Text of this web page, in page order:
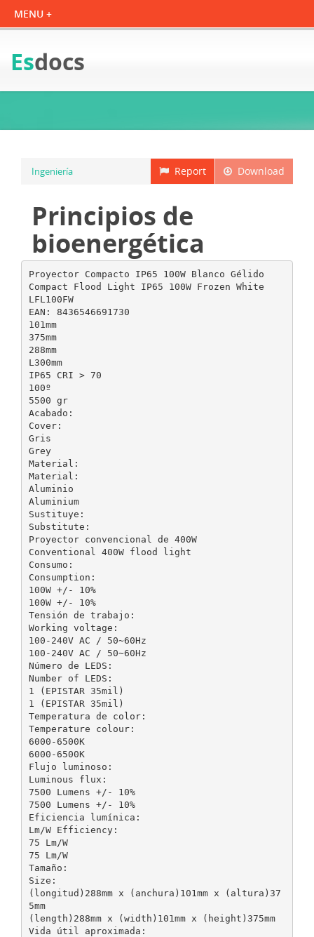
Esdocs
Download
Report
Ingeniería
Principios de
bioenergética
Proyector Compacto IP65 100W Blanco Gélido
Compact Flood Light IP65 100W Frozen White
LFL100FW
EAN: 8436546691730
101mm
375mm
288mm
L300mm
IP65 CRI > 70
100º
5500 gr
Acabado:
Cover:
Gris
Grey
Material:
Material:
Aluminio
Aluminium
Sustituye:
Substitute:
Proyector convencional de 400W
Conventional 400W flood light
Consumo:
Consumption:
100W +/- 10%
100W +/- 10%
Tensión de trabajo:
Working voltage:
100-240V AC / 50~60Hz
100-240V AC / 50~60Hz
Número de LEDS:
Number of LEDS:
1 (EPISTAR 35mil)
1 (EPISTAR 35mil)
Temperatura de color:
Temperature colour:
6000-6500K
6000-6500K
Flujo luminoso:
Luminous flux:
7500 Lumens +/- 10%
7500 Lumens +/- 10%
Eficiencia lumínica:
Lm/W Efficiency:
75 Lm/W
75 Lm/W
Tamaño:
Size:
(longitud)288mm x (anchura)101mm x (altura)37
5mm
(length)288mm x (width)101mm x (height)375mm
Vida útil aproximada: